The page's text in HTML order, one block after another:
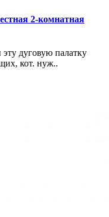
2-комнатная
дуговую палатку
кот. нуж..